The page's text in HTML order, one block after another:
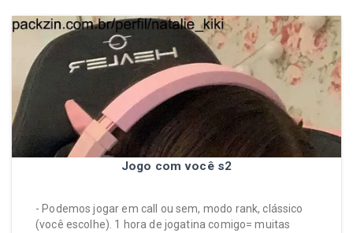
Jogo com você s2
- Podemos jogar em call ou sem, modo rank, clássico
(você escolhe). 1 hora de jogatina comigo= muitas